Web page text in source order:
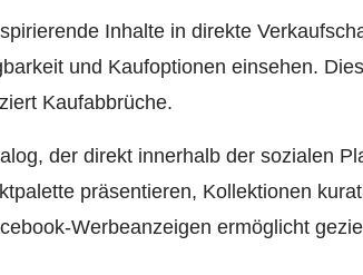
Inhalte in direkte
und Kaufoptionen einsehen.
Kaufabbrüche.
der direkt innerhalb der sozialen
präsentieren, Kollektionen
Werbeanzeigen ermöglicht